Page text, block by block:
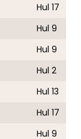
Hul 17
Hul 9
Hul 9
Hul 2
Hul 13
Hul 17
Hul 9